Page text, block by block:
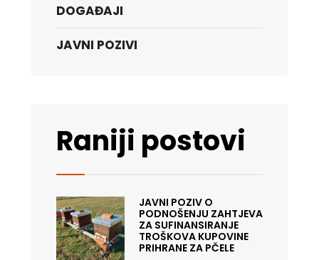
DOGAĐAJI
JAVNI POZIVI
Raniji postovi
JAVNI POZIV O
PODNOŠENJU ZAHTJEVA
ZA SUFINANSIRANJE
TROŠKOVA KUPOVINE
PRIHRANE ZA PČELE